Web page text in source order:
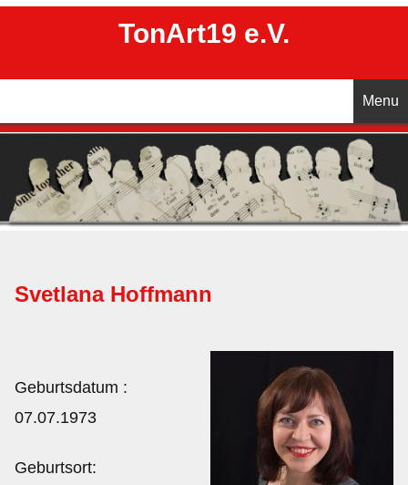
TonArt19 e.V.
Menu
Startseite
Aktuelles
Vorstand
Chorleitung
Svetlana Hoffmann
Geburtsdatum :
07.07.1973
Geburtsort: